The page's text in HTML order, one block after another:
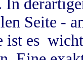
Seite -
ist es